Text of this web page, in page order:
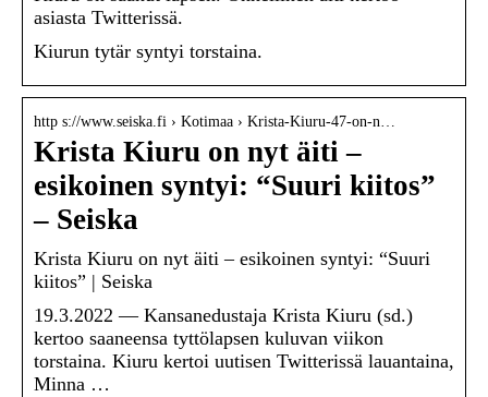
asiasta Twitterissä.
Kiurun tytär syntyi torstaina.
http s://www.seiska.fi › Kotimaa › Krista-Kiuru-47-on-n…
Krista Kiuru on nyt äiti –
esikoinen syntyi: “Suuri kiitos”
– Seiska
Krista Kiuru on nyt äiti – esikoinen syntyi: “Suuri
kiitos” | Seiska
19.3.2022 — Kansanedustaja Krista Kiuru (sd.)
kertoo saaneensa tyttölapsen kuluvan viikon
torstaina. Kiuru kertoi uutisen Twitterissä lauantaina,
Minna …